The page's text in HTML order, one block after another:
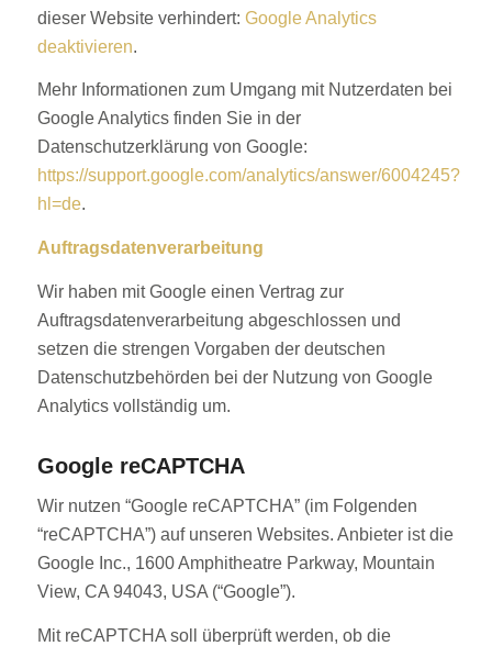
dieser Website verhindert: Google Analytics
deaktivieren.
Mehr Informationen zum Umgang mit Nutzerdaten bei
Google Analytics finden Sie in der
Datenschutzerklärung von Google:
https://support.google.com/analytics/answer/6004245?
hl=de.
Auftragsdatenverarbeitung
Wir haben mit Google einen Vertrag zur
Auftragsdatenverarbeitung abgeschlossen und
setzen die strengen Vorgaben der deutschen
Datenschutzbehörden bei der Nutzung von Google
Analytics vollständig um.
Google reCAPTCHA
Wir nutzen “Google reCAPTCHA” (im Folgenden
“reCAPTCHA”) auf unseren Websites. Anbieter ist die
Google Inc., 1600 Amphitheatre Parkway, Mountain
View, CA 94043, USA (“Google”).
Mit reCAPTCHA soll überprüft werden, ob die